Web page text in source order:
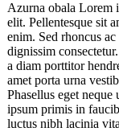
Azurna obala Lorem
elit. Pellentesque sit
enim. Sed rhoncus
dignissim
a diam porttitor
amet porta urna
Phasellus eget neque
ipsum primis in
luctus nibh lacinia